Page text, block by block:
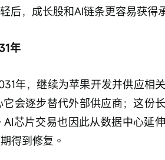
后，成长股和AI链条更容易获得
年
年，继续为苹果开发并供应相
会逐步替代外部供应商；这份
芯片交易也因此从数据中心延
得到修复。